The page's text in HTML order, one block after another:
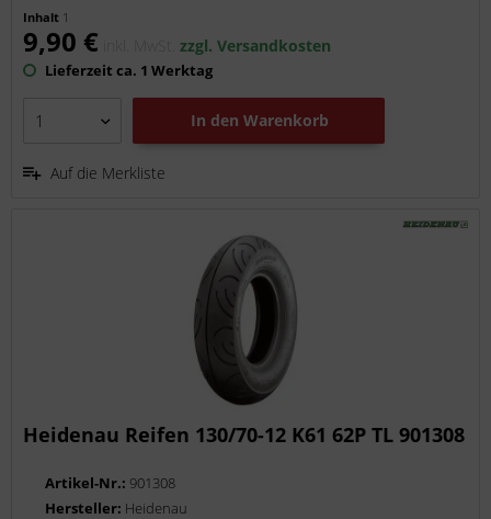
Inhalt 1
9,90 € inkl. MwSt.zzgl. Versandkosten
Lieferzeit ca. 1 Werktag
In den Warenkorb
Auf die Merkliste
Heidenau Reifen 130/70-12 K61 62P TL 901308
Artikel-Nr.: 901308
Hersteller: Heidenau